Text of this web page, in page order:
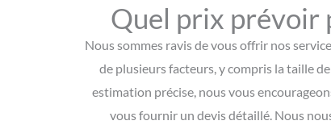
Quel prix prévoir
Nous sommes ravis de vous offrir nos
de plusieurs facteurs, y compris la taille
estimation précise, nous vous
vous fournir un devis détaillé. Nous